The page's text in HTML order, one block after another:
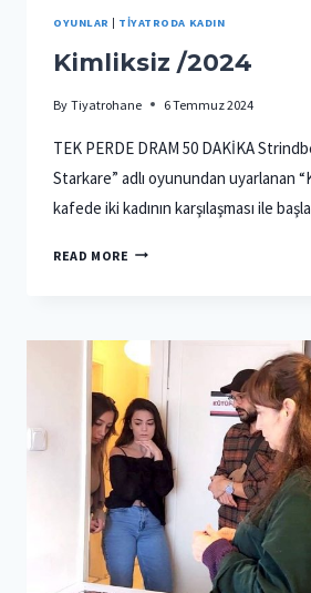
OYUNLAR | TIYATRODA KADIN
Kimliksiz /2024
By Tiyatrohane 6 Temmuz 2024
TEK PERDE DRAM 50 DAKİKA
Starkare” adlı oyunundan uyarlanan
kafede iki kadının karşılaşması ile
READ MORE KIMLIKSIZ